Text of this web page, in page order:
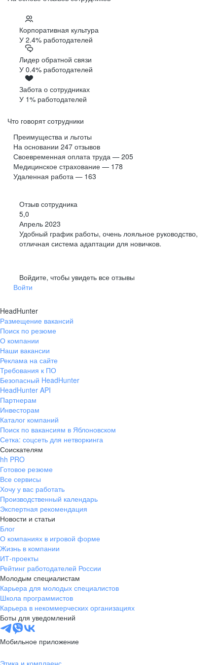
Корпоративная культура
У 2.4% работодателей
Лидер обратной связи
У 0.4% работодателей
Забота о сотрудниках
У 1% работодателей
Что говорят сотрудники
Преимущества и льготы
На основании 247 отзывов
Своевременная оплата труда — 205
Медицинское страхование — 178
Удаленная работа — 163
Отзыв сотрудника
5,0
Апрель 2023
Удобный график работы, очень лояльное руководство,
отличная система адаптации для новичков.
Войдите, чтобы увидеть все отзывы
Войти
HeadHunter
Размещение вакансий
Поиск по резюме
О компании
Наши вакансии
Реклама на сайте
Требования к ПО
Безопасный HeadHunter
HeadHunter API
Партнерам
Инвесторам
Каталог компаний
Поиск по вакансиям в Яблоновском
Сетка: соцсеть для нетворкинга
Соискателям
hh PRO
Готовое резюме
Все сервисы
Хочу у вас работать
Производственный календарь
Экспертная рекомендация
Новости и статьи
Блог
О компаниях в игровой форме
Жизнь в компании
ИТ-проекты
Рейтинг работодателей России
Молодым специалистам
Карьера для молодых специалистов
Школа программистов
Карьера в некоммерческих организациях
Боты для уведомлений
Мобильное приложение